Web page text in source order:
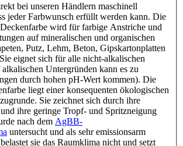
bei unseren Händlern maschinell
jeder Farbwunsch erfüllt werden kann. Die
wird für farbige Anstriche und
auf mineralischen und organischen
Putz, Lehm, Beton, Gipskartonplatten
eignet sich für alle nicht-alkalischen
Untergründen kann es zu
durch hohen pH-Wert kommen). Die
liegt einer konsequenten ökologischen
Sie zeichnet sich durch ihre
ihre geringe Tropf- und Spritzneigung
nach dem AgBB-
untersucht und als sehr emissionsarm
sie das Raumklima nicht und setzt